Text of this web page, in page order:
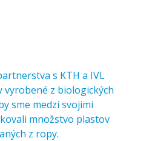
s KTH a IVL
vyrobené z biologických
sme medzi svojimi
množstvo plastov
z ropy.